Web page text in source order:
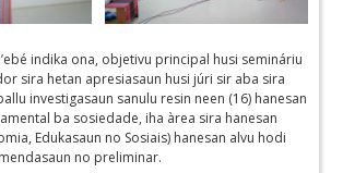
indika ona, objetivu principal husi semináriu
sira hetan apresiasaun husi júri sir aba sira
investigasaun sanulu resin neen (16) hanesan
ba sosiedade, iha àrea sira hanesan
Edukasaun no Sosiais) hanesan alvu hodi
no preliminar.